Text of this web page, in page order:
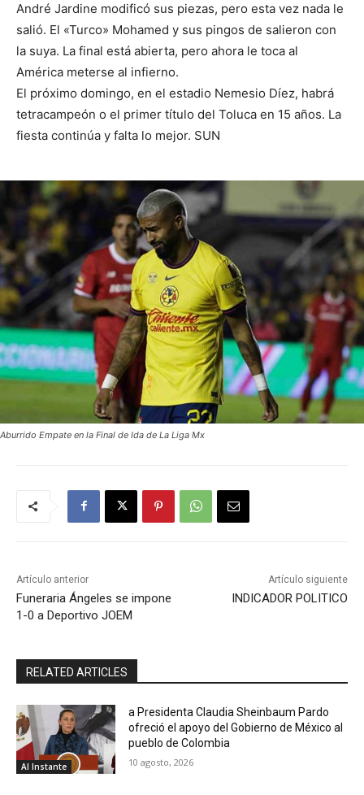
André Jardine modificó sus piezas, pero esta vez nada le
salió. El «Turco» Mohamed y sus pingos de salieron con
la suya. La final está abierta, pero ahora le toca al
América meterse al infierno.
El próximo domingo, en el estadio Nemesio Díez, habrá
tetracampeón o el primer título del Toluca en 15 años. La
fiesta continúa y falta lo mejor. SUN
Aburrido Empate en la Final de Ida de La Liga Mx
Artículo anterior
Funeraria Ángeles se impone
1-0 a Deportivo JOEM
Artículo siguiente
INDICADOR POLITICO
RELATED ARTICLES
Al Instante
a Presidenta Claudia Sheinbaum Pardo
ofreció el apoyo del Gobierno de México al
pueblo de Colombia
10 agosto, 2026